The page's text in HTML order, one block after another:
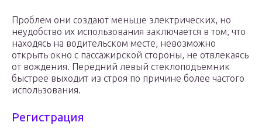
Проблем они создают меньше электрических, но
неудобство их использования заключается в том, что
находясь на водительском месте, невозможно
открыть окно с пассажирской стороны, не отвлекаясь
от вождения. Передний левый стеклоподъемник
быстрее выходит из строя по причине более частого
использования.
Регистрация